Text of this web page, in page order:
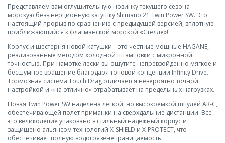
Представляем вам оглушительную новинку текущего сезона –
морскую безынерционную катушку Shimano 21 Twin Power SW. Это
настоящий прорыв по сравнению с предыдущей версией, вплотную
приближающийся к флагманской морской «Стелле»!
Корпус и шестерня новой катушки – это честные мощные HAGANE,
реализованные методом холодной штамповки с микронной
точностью. При намотке лески вы ощутите непревзойденно мягкое и
бесшумное вращение благодаря топовой концепции Infinity Drive.
Тормозная система Touch Drag отличается невероятно точной
настройкой и «на отлично» отрабатывает на предельных нагрузках.
Новая Twin Power SW наделена легкой, но высокоемкой шпулей AR-C,
обеспечивающей полет приманки на сверхдальние дистанции. Все
это великолепие упаковано в стильный надежный корпус и
защищено альянсом технологий X-SHIELD и X-PROTECT, что
обеспечивает полную водогрязенепраницаемость.